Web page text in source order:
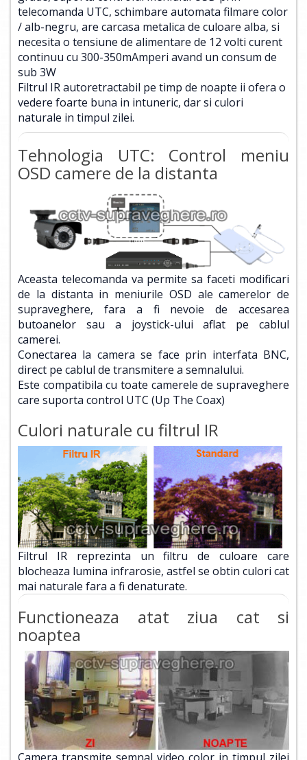
telecomanda UTC, schimbare automata filmare color
/ alb-negru, are carcasa metalica de culoare alba, si
necesita o tensiune de alimentare de 12 volti curent
continuu cu 300-350mAmperi avand un consum de
sub 3W
Filtrul IR autoretractabil pe timp de noapte ii ofera o
vedere foarte buna in intuneric, dar si culori
naturale in timpul zilei.
Tehnologia UTC: Control meniu
OSD camere de la distanta
Aceasta telecomanda va permite sa faceti modificari
de la distanta in meniurile OSD ale camerelor de
supraveghere, fara a fi nevoie de accesarea
butoanelor sau a joystick-ului aflat pe cablul
camerei.
Conectarea la camera se face prin interfata BNC,
direct pe cablul de transmitere a semnalului.
Este compatibila cu toate camerele de supraveghere
care suporta control UTC (Up The Coax)
Culori naturale cu filtrul IR
Filtrul IR reprezinta un filtru de culoare care
blocheaza lumina infrarosie, astfel se obtin culori cat
mai naturale fara a fi denaturate.
Functioneaza atat ziua cat si
noaptea